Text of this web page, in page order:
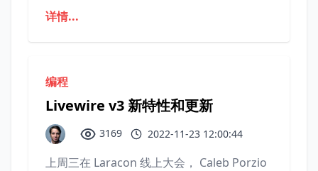
详情...
编程
Livewire v3 新特性和更新
3169 2022-11-23 12:00:44
上周三在 Laracon 线上大会， Caleb Porzio